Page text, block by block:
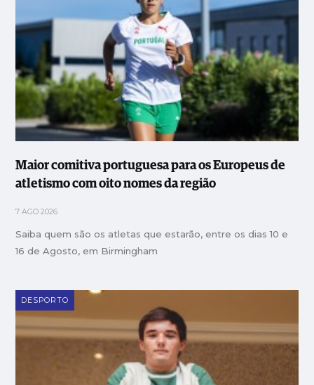
Maior comitiva portuguesa para os Europeus de
atletismo com oito nomes da região
7 AGO 2026
Saiba quem são os atletas que estarão, entre os dias 10 e
16 de Agosto, em Birmingham
DESPORTO